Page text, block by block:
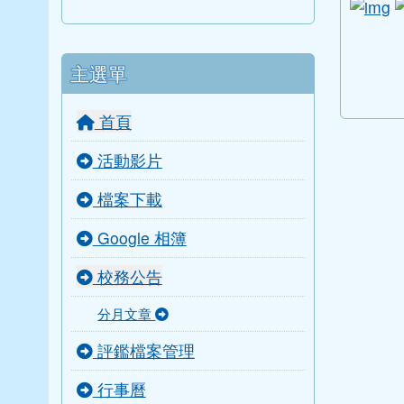
主選單
首頁
活動影片
檔案下載
Google 相簿
校務公告
分月文章
評鑑檔案管理
行事曆